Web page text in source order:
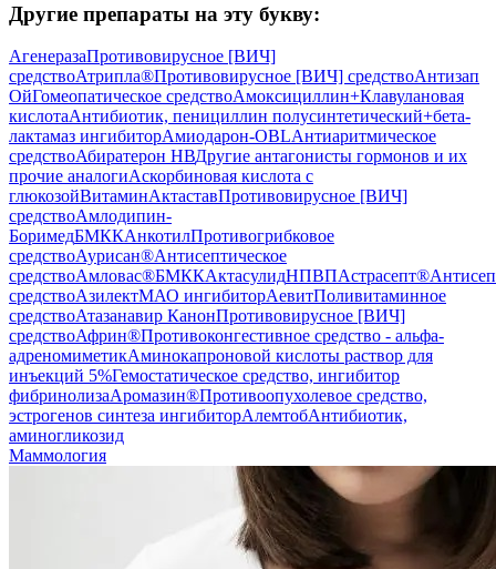
Другие препараты на эту букву:
АгенеразаПротивовирусное [ВИЧ]
средствоАтрипла®Противовирусное [ВИЧ] средствоАнтизап
ОйГомеопатическое средствоАмоксициллин+Клавулановая
кислотаАнтибиотик, пенициллин полусинтетический+бета-
лактамаз ингибиторАмиодарон-OBLАнтиаритмическое
средствоАбиратерон НВДругие антагонисты гормонов и их
прочие аналогиАскорбиновая кислота с
глюкозойВитаминАктаставПротивовирусное [ВИЧ]
средствоАмлодипин-
БоримедБМККАнкотилПротивогрибковое
средствоАурисан®Антисептическое
средствоАмловас®БМККАктасулидНПВПАстрасепт®
средствоАзилектМАО ингибиторАевитПоливитаминное
средствоАтазанавир КанонПротивовирусное [ВИЧ]
средствоАфрин®Противоконгестивное средство - альфа-
адреномиметикАминокапроновой кислоты раствор для
инъекций 5%Гемостатическое средство, ингибитор
фибринолизаАромазин®Противоопухолевое средство,
эстрогенов синтеза ингибиторАлемтобАнтибиотик,
аминогликозид
Маммология